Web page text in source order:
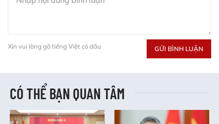
Xin vui lòng gõ tiếng Việt có dấu GỬI BÌNH LUẬN
CÓ THỂ BẠN QUAN TÂM